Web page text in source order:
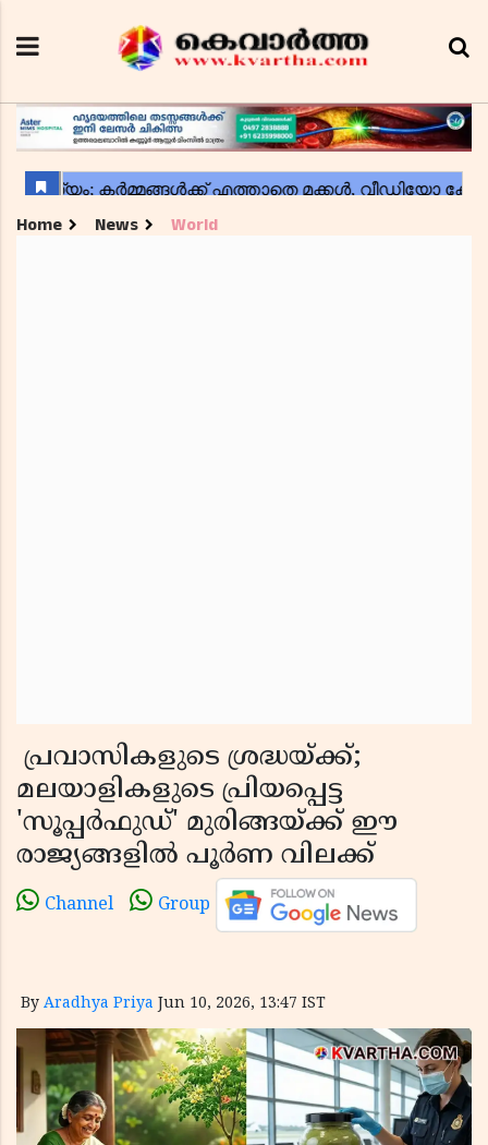
Home News World
പ്രവാസികളുടെ ശ്രദ്ധയ്ക്ക്;
മലയാളികളുടെ പ്രിയപ്പെട്ട
'സൂപ്പർഫുഡ്' മുരിങ്ങയ്ക്ക് ഈ
രാജ്യങ്ങളിൽ പൂർണ വിലക്ക്
Channel Group
By Aradhya Priya Jun 10, 2026, 13:47 IST